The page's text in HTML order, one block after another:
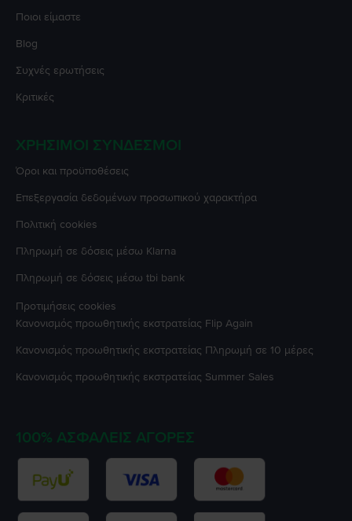
Ποιοι είμαστε
Blog
Συχνές ερωτήσεις
Κριτικές
ΧΡΉΣΙΜΟΙ ΣΎΝΔΕΣΜΟΙ
Όροι και προϋποθέσεις
Επεξεργασία δεδομένων προσωπικού χαρακτήρα
Πολιτική cookies
Πληρωμή σε δόσεις μέσω Klarna
Πληρωμή σε δόσεις μέσω tbi bank
Προτιμήσεις cookies
Κανονισμός προωθητικής εκστρατείας Flip Again
Κανονισμός προωθητικής εκστρατείας Πληρωμή σε 10 μέρες
Κανονισμός προωθητικής εκστρατείας Summer Sales
100% ΑΣΦΑΛΕΊΣ ΑΓΟΡΈΣ